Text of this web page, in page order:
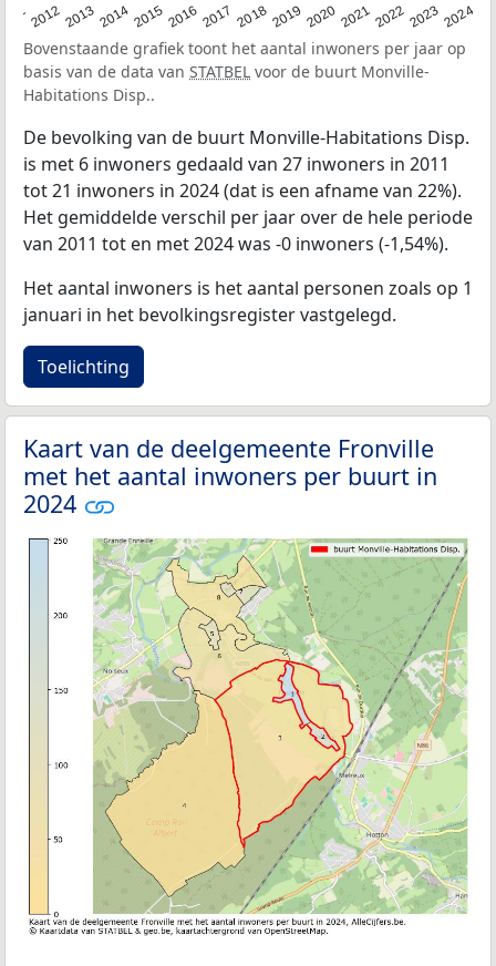
201220132014201520162017 20182019 20202021202220232024
Bovenstaande grafiek toont het aantal inwoners per jaar op
basis van de data van STATBEL voor de buurt Monville-
Habitations Disp..
De bevolking van de buurt Monville-Habitations Disp.
is met 6 inwoners gedaald van 27 inwoners in 2011
tot 21 inwoners in 2024 (dat is een afname van 22%).
Het gemiddelde verschil per jaar over de hele periode
van 2011 tot en met 2024 was -0 inwoners (-1,54%).
Het aantal inwoners is het aantal personen zoals op 1
januari in het bevolkingsregister vastgelegd.
Toelichting
Kaart van de deelgemeente Fronville
met het aantal inwoners per buurt in
2024